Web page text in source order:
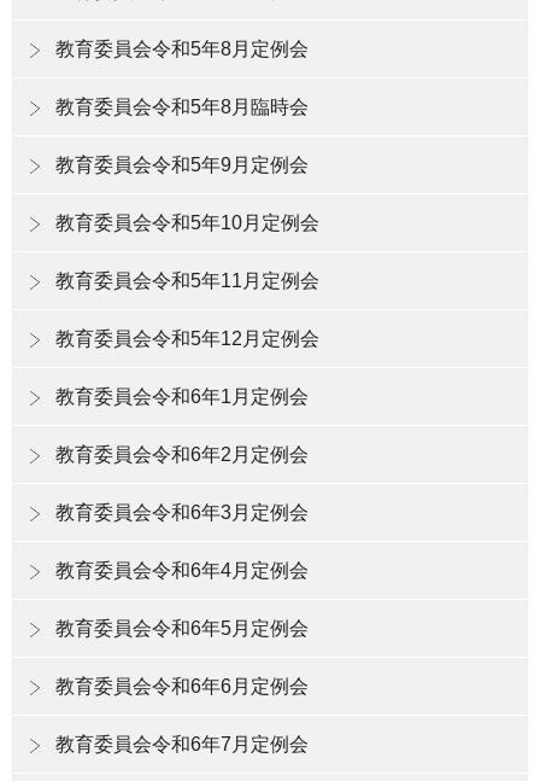
教育委員会令和5年8月定例会
教育委員会令和5年8月臨時会
教育委員会令和5年9月定例会
教育委員会令和5年10月定例会
教育委員会令和5年11月定例会
教育委員会令和5年12月定例会
教育委員会令和6年1月定例会
教育委員会令和6年2月定例会
教育委員会令和6年3月定例会
教育委員会令和6年4月定例会
教育委員会令和6年5月定例会
教育委員会令和6年6月定例会
教育委員会令和6年7月定例会